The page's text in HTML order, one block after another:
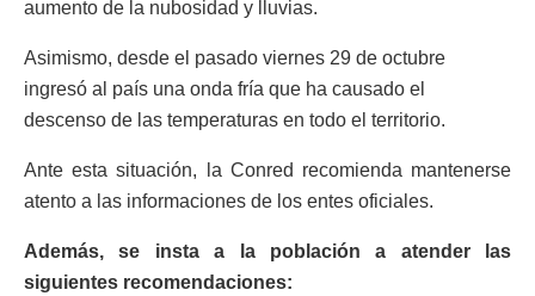
aumento de la nubosidad y lluvias.
Asimismo, desde el pasado viernes 29 de octubre
ingresó al país una onda fría que ha causado el
descenso de las temperaturas en todo el territorio.
Ante esta situación, la Conred recomienda mantenerse
atento a las informaciones de los entes oficiales.
Además, se insta a la población a atender las
siguientes recomendaciones: